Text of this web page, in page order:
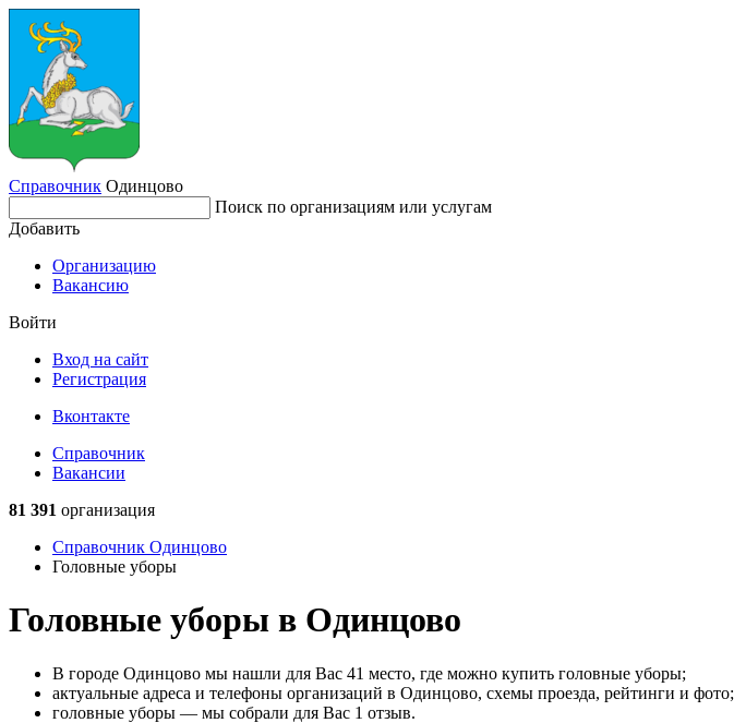
Справочник Одинцово
Поиск по организациям или услугам
Добавить
Организацию
Вакансию
Войти
Вход на сайт
Регистрация
Вконтакте
Справочник
Вакансии
81 391 организация
Справочник Одинцово
Головные уборы
Головные уборы в Одинцово
В городе Одинцово мы нашли для Вас 41 место, где можно купить головные уборы;
актуальные адреса и телефоны организаций в Одинцово, схемы проезда, рейтинги и фото;
головные уборы — мы собрали для Вас 1 отзыв.